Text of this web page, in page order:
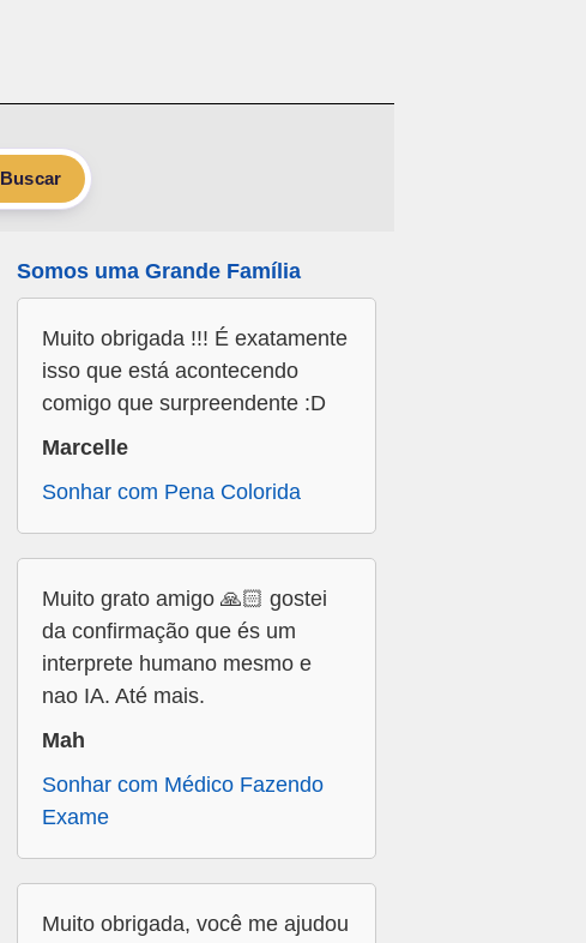
Buscar
Somos uma Grande Família
Muito obrigada !!! É exatamente
isso que está acontecendo
comigo que surpreendente :D
Marcelle
Sonhar com Pena Colorida
Muito grato amigo 🙏🏻 gostei
da confirmação que és um
interprete humano mesmo e
nao IA. Até mais.
Mah
Sonhar com Médico Fazendo
Exame
Muito obrigada, você me ajudou